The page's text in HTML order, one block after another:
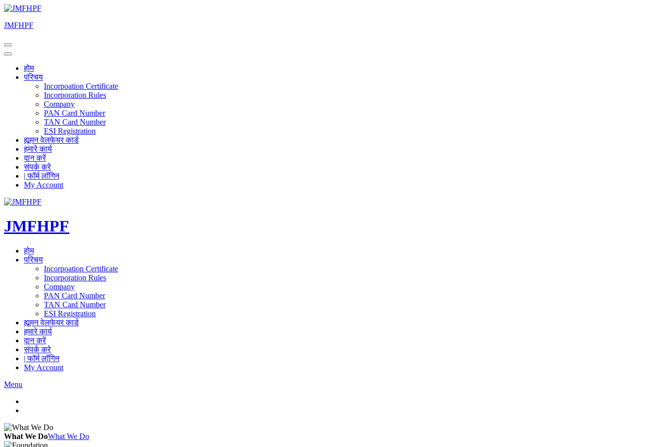
Skip
content
Enter)
JMFHPF
होम
परिचय
Incorpoation Certificate
Incorporation Rules
Company
PAN Card Number
TAN Card Number
ESI Registration
ह्यूमन वेलफेयर कार्ड
हमारे कार्य
दान करें
संपर्क करे
| फॉर्म लॉगिन
My Account
JMFHPF
होम
परिचय
Incorpoation Certificate
Incorporation Rules
Company
PAN Card Number
TAN Card Number
ESI Registration
ह्यूमन वेलफेयर कार्ड
हमारे कार्य
दान करें
संपर्क करे
| फॉर्म लॉगिन
My Account
Menu
What We DoWhat We Do